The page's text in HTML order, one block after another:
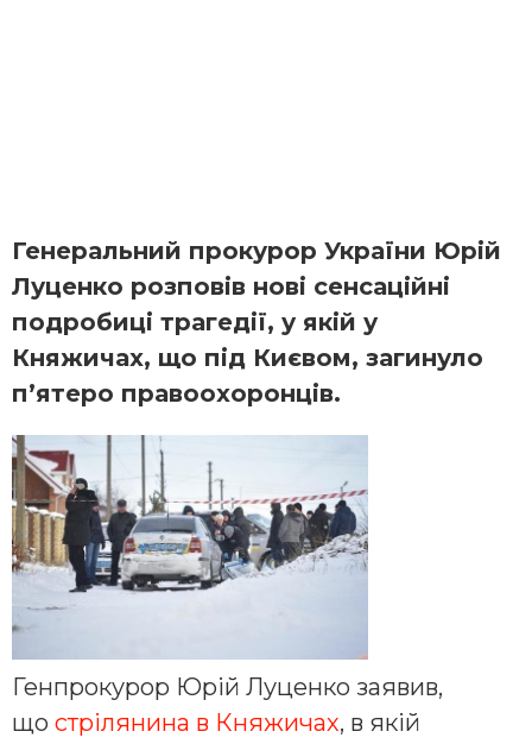
Генеральний прокурор України Юрій
Луценко розповів нові сенсаційні
подробиці трагедії, у якій у
Княжичах, що під Києвом, загинуло
п’ятеро правоохоронців.
Генпрокурор Юрій Луценко заявив,
що стрілянина в Княжичах, в якій